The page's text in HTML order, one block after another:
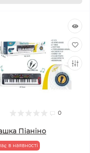
0
Піаніно
в наявності